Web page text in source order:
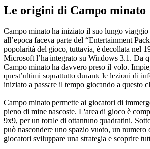
Le origini di Campo minato
Campo minato ha iniziato il suo lungo
all’epoca faceva parte del “Entertainment
popolarità del gioco, tuttavia, è decollata nel
Microsoft l’ha integrato su Windows 3.1. Da
Campo minato ha davvero preso il volo.
quest’ultimi soprattutto durante le lezioni di
iniziato a passare il tempo giocando a questo
Campo minato permette ai giocatori di
pieno di mine nascoste. L'area di gioco è
9x9, per un totale di ottantuno quadratini.
può nascondere uno spazio vuoto, un numero
giocatori sviluppare una strategia e scoprire